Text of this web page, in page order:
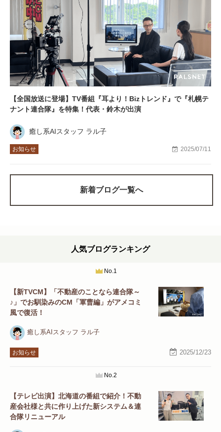
【全国放送に登場】TV番組『耳より！Bizトレンド』で『札幌テ
ナント連合隊』を特集！代表・鈴木が出演
癒し系AIスタッフ ラル子
お知らせ 2025/07/11
新着ブログ一覧へ
人気ブログランキング
No.1
【新TVCM】「不動産のことなら連合隊～
♪」でお馴染みのCM「軍曹編」がアメコミ
風で復活！
癒し系AIスタッフ ラル子
お知らせ 2025/12/23
No.2
【テレビ出演】北海道の番組で紹介！不動
産会社様と共に作り上げた新システム＆連
合隊リニューアル